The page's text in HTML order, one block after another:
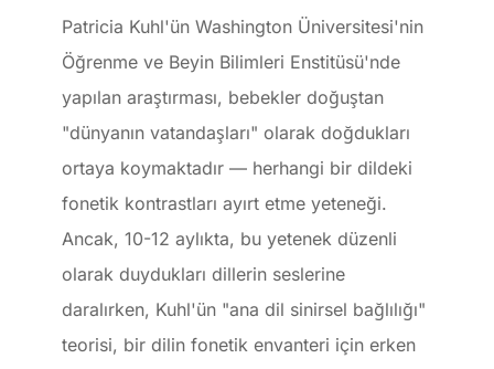
Patricia Kuhl'ün Washington Üniversitesi'nin
Öğrenme ve Beyin Bilimleri Enstitüsü'nde
yapılan araştırması, bebekler doğuştan
"dünyanın vatandaşları" olarak doğdukları
ortaya koymaktadır — herhangi bir dildeki
fonetik kontrastları ayırt etme yeteneği.
Ancak, 10-12 aylıkta, bu yetenek düzenli
olarak duydukları dillerin seslerine
daralırken, Kuhl'ün "ana dil sinirsel bağlılığı"
teorisi, bir dilin fonetik envanteri için erken